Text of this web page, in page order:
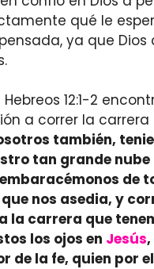
qué le
ya que Dios
12:1-2
a correr la carrera
también,
tan grande nube
de
nos asedia, y
la carrera que
los ojos en Jesús
de la fe, quien por